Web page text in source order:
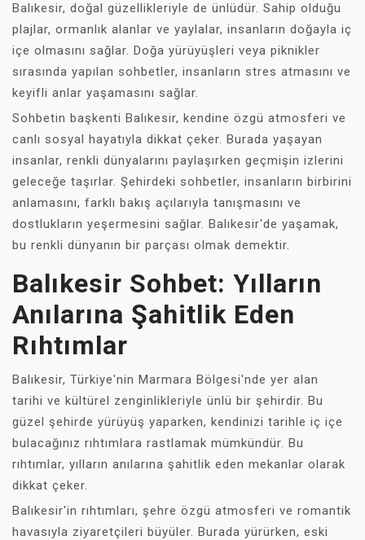
Balıkesir, doğal güzellikleriyle de ünlüdür. Sahip olduğu
plajlar, ormanlık alanlar ve yaylalar, insanların doğayla iç
içe olmasını sağlar. Doğa yürüyüşleri veya piknikler
sırasında yapılan sohbetler, insanların stres atmasını ve
keyifli anlar yaşamasını sağlar.
Sohbetin başkenti Balıkesir, kendine özgü atmosferi ve
canlı sosyal hayatıyla dikkat çeker. Burada yaşayan
insanlar, renkli dünyalarını paylaşırken geçmişin izlerini
geleceğe taşırlar. Şehirdeki sohbetler, insanların birbirini
anlamasını, farklı bakış açılarıyla tanışmasını ve
dostlukların yeşermesini sağlar. Balıkesir'de yaşamak,
bu renkli dünyanın bir parçası olmak demektir.
Balıkesir Sohbet: Yılların
Anılarına Şahitlik Eden
Rıhtımlar
Balıkesir, Türkiye'nin Marmara Bölgesi'nde yer alan
tarihi ve kültürel zenginlikleriyle ünlü bir şehirdir. Bu
güzel şehirde yürüyüş yaparken, kendinizi tarihle iç içe
bulacağınız rıhtımlara rastlamak mümkündür. Bu
rıhtımlar, yılların anılarına şahitlik eden mekanlar olarak
dikkat çeker.
Balıkesir'in rıhtımları, şehre özgü atmosferi ve romantik
havasıyla ziyaretçileri büyüler. Burada yürürken, eski